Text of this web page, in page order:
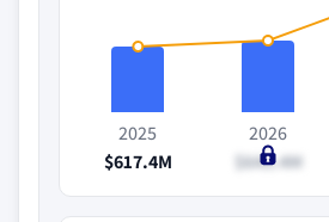
2025
$617.4M
2026
$645.4M